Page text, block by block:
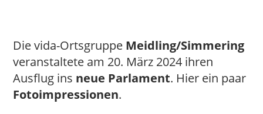
Die vida-Ortsgruppe Meidling/Simmering
veranstaltete am 20. März 2024 ihren
Ausflug ins neue Parlament. Hier ein paar
Fotoimpressionen.